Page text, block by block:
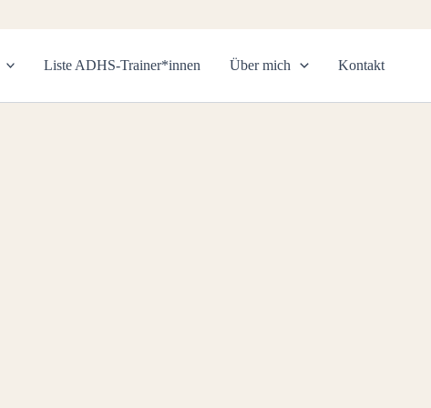
Liste ADHS-Trainer*innen Über mich Kontakt